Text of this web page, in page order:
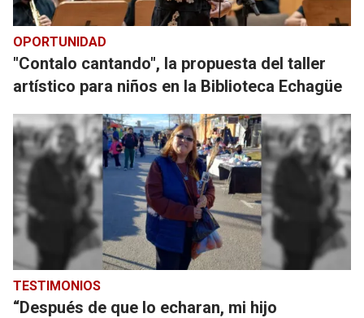
OPORTUNIDAD
"Contalo cantando", la propuesta del taller
artístico para niños en la Biblioteca Echagüe
TESTIMONIOS
“Después de que lo echaran, mi hijo